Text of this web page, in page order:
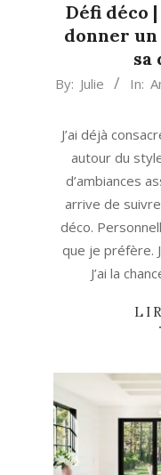
Défi déco
donner
sa
2023-
08
By: Julie In:
J’ai déjà
autour du
d’ambiances
arrive de
déco.
que je préfère.
J’ai la